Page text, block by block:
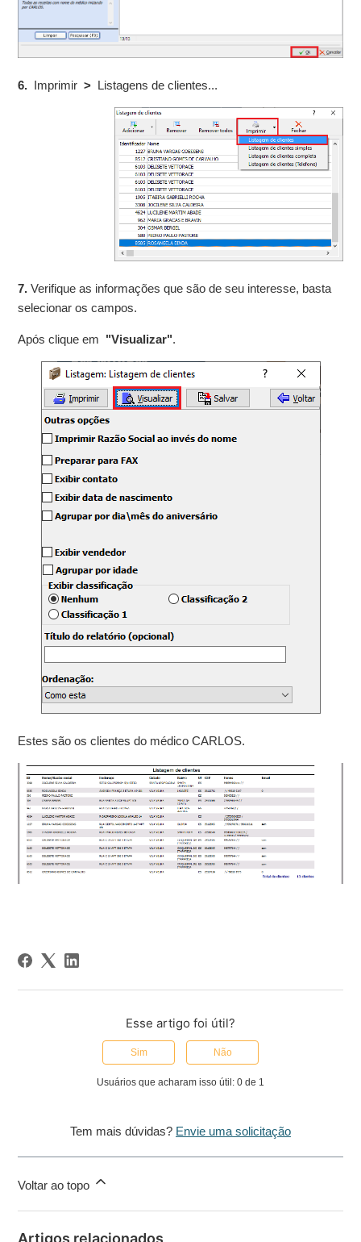
6. Imprimir> Listagens de clientes...
7.Verifique as informações que são de seu interesse, basta
selecionar os campos.
Após clique em "Visualizar".
Estes são os clientes do médico CARLOS.
Esse artigo foi útil?
Sim Não
Usuários que acharam isso útil: 0 de 1
Tem mais dúvidas? Envie uma solicitação
Voltar ao topo
Artigos relacionados